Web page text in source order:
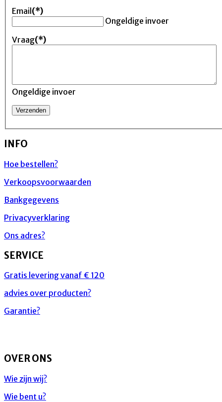
Email(*)
Ongeldige invoer
Vraag(*)
Ongeldige invoer
INFO
Hoe bestellen?
Verkoopsvoorwaarden
Bankgegevens
Privacyverklaring
Ons adres?
SERVICE
Gratis levering vanaf € 120
advies over producten?
Garantie?
OVER ONS
Wie zijn wij?
Wie bent u?